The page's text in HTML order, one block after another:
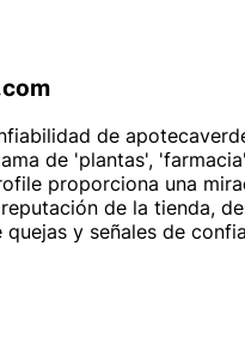
de
de 'plantas',
proporciona una
de la tienda,
y señales de